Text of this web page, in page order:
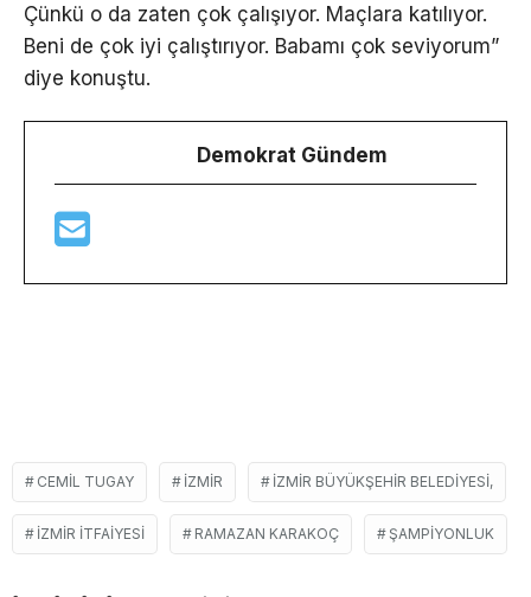
Çünkü o da zaten çok çalışıyor. Maçlara katılıyor.
Beni de çok iyi çalıştırıyor. Babamı çok seviyorum”
diye konuştu.
Demokrat Gündem
CEMIL TUGAY İZMIR İZMIR BÜYÜKŞEHIR BELEDIYESI,
IZMIR ITFAIYESI RAMAZAN KARAKOÇ ŞAMPIYONLUK